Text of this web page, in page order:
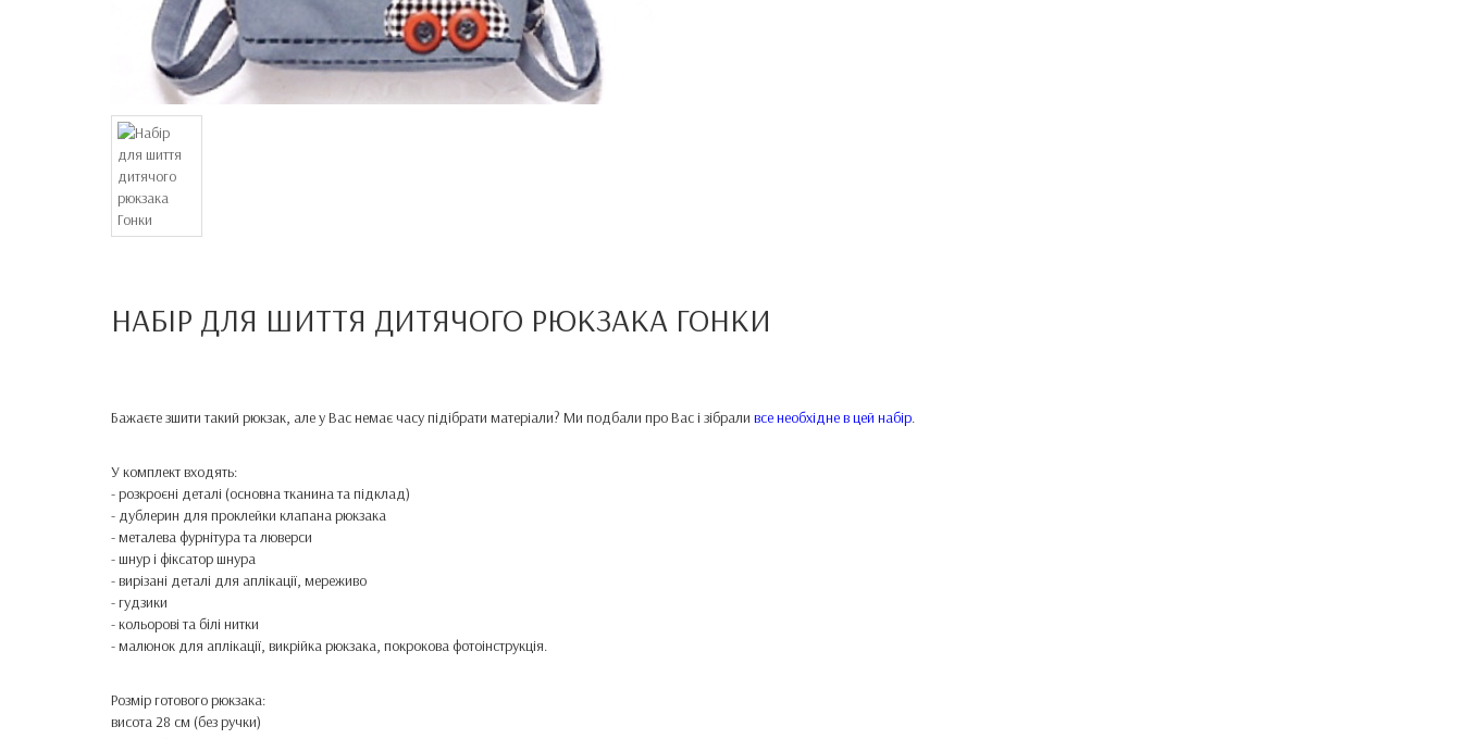
НАБІР ДЛЯ ШИТТЯ ДИТЯЧОГО РЮКЗАКА ГОНКИ
Бажаєте зшити такий рюкзак, але у Вас немає часу підібрати матеріали? Ми подбали про Вас і зібрали все необхідне в цей набір.
У комплект входять:
- розкроєні деталі (основна тканина та підклад)
- дублерин для проклейки клапана рюкзака
- металева фурнітура та люверси
- шнур і фіксатор шнура
- вирізані деталі для аплікації, мереживо
- гудзики
- кольорові та білі нитки
- малюнок для аплікації, викрійка рюкзака, покрокова фотоінструкція.
Розмір готового рюкзака:
висота 28 см (без ручки)